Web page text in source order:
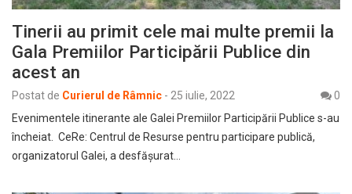
Tinerii au primit cele mai multe premii la
Gala Premiilor Participării Publice din
acest an
Postat de Curierul de Râmnic - 25 iulie, 2022
0
Evenimentele itinerante ale Galei Premiilor Participării Publice s-au
încheiat. CeRe: Centrul de Resurse pentru participare publică,
organizatorul Galei, a desfășurat…